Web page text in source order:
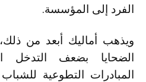
الفرد إلى المؤسسة.
ويذهب أماليك أبعد من
الضحايا بضعف التدخل
المبادرات التطوعية